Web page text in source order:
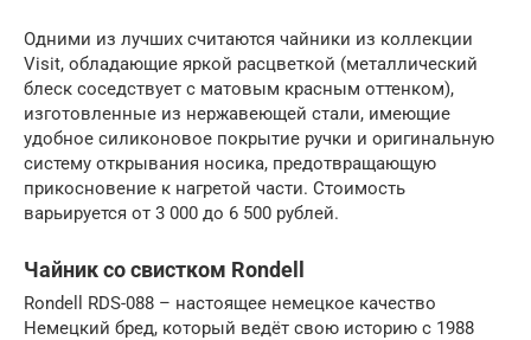
Одними из лучших считаются чайники из коллекции
Visit, обладающие яркой расцветкой (металлический
блеск соседствует с матовым красным оттенком),
изготовленные из нержавеющей стали, имеющие
удобное силиконовое покрытие ручки и оригинальную
систему открывания носика, предотвращающую
прикосновение к нагретой части. Стоимость
варьируется от 3 000 до 6 500 рублей.
Чайник со свистком Rondell
Rondell RDS-088 – настоящее немецкое качество
Немецкий бред, который ведёт свою историю с 1988